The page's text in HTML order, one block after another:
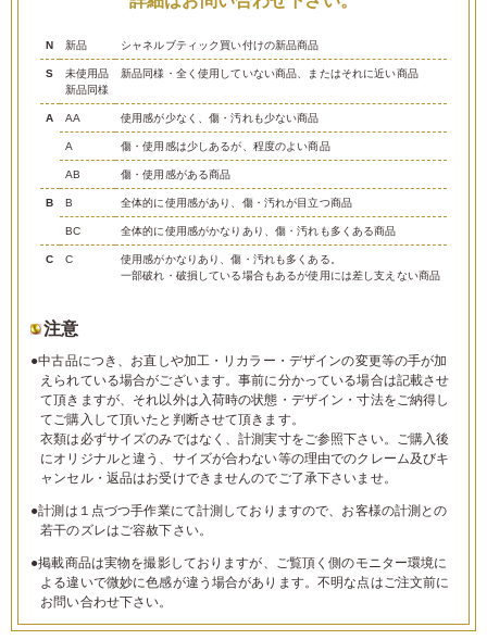
N 新品 シャネルブティック買い付けの新品商品
S
未使用品
新品同様
新品同様・全く使用していない商品、またはそれに近い商品
A AA 使用感が少なく、傷・汚れも少ない商品
A 傷・使用感は少しあるが、程度のよい商品
AB 傷・使用感がある商品
B B 全体的に使用感があり、傷・汚れが目立つ商品
BC 全体的に使用感がかなりあり、傷・汚れも多くある商品
C C
使用感がかなりあり、傷・汚れも多くある。
一部破れ・破損している場合もあるが使用には差し支えない商品
注意
●中古品につき、お直しや加工・リカラー・デザインの変更等の手が加
えられている場合がございます。事前に分かっている場合は記載させ
て頂きますが、それ以外は入荷時の状態・デザイン・寸法をご納得し
てご購入して頂いたと判断させて頂きます。
衣類は必ずサイズのみではなく、計測実寸をご参照下さい。ご購入後
にオリジナルと違う、サイズが合わない等の理由でのクレーム及びキ
ャンセル・返品はお受けできませんのでご了承下さいませ。
●計測は１点づつ手作業にて計測しておりますので、お客様の計測との
若干のズレはご容赦下さい。
●掲載商品は実物を撮影しておりますが、ご覧頂く側のモニター環境に
よる違いで微妙に色感が違う場合があります。不明な点はご注文前に
お問い合わせ下さい。